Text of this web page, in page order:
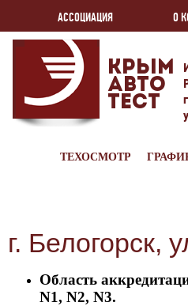
АССОЦИАЦИЯ О
Крым
Авто
Тест
ТЕХОСМОТР
г. Белогорск,
Область
N1, N2, N3.